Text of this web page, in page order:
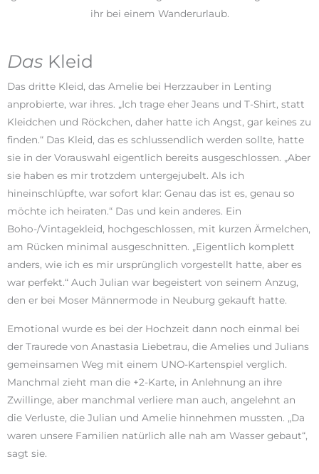
ihr bei einem Wanderurlaub.
Das Kleid
Das dritte Kleid, das Amelie bei Herzzauber in Lenting
anprobierte, war ihres. „Ich trage eher Jeans und T-Shirt, statt
Kleidchen und Röckchen, daher hatte ich Angst, gar keines zu
finden.“ Das Kleid, das es schlussendlich werden sollte, hatte
sie in der Vorauswahl eigentlich bereits ausgeschlossen. „Aber
sie haben es mir trotzdem untergejubelt. Als ich
hineinschlüpfte, war sofort klar: Genau das ist es, genau so
möchte ich heiraten.“ Das und kein anderes. Ein
Boho-/Vintagekleid, hochgeschlossen, mit kurzen Ärmelchen,
am Rücken minimal ausgeschnitten. „Eigentlich komplett
anders, wie ich es mir ursprünglich vorgestellt hatte, aber es
war perfekt.“ Auch Julian war begeistert von seinem Anzug,
den er bei Moser Männermode in Neuburg gekauft hatte.
Emotional wurde es bei der Hochzeit dann noch einmal bei
der Traurede von Anastasia Liebetrau, die Amelies und Julians
gemeinsamen Weg mit einem UNO-Kartenspiel verglich.
Manchmal zieht man die +2-Karte, in Anlehnung an ihre
Zwillinge, aber manchmal verliere man auch, angelehnt an
die Verluste, die Julian und Amelie hinnehmen mussten. „Da
waren unsere Familien natürlich alle nah am Wasser gebaut“,
sagt sie.